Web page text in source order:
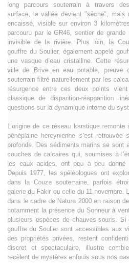
long parcours souterrain à travers
surface, la vallée devient "sèche", mais
encaissé, visible sur environ 3
parcouru par le GR46, sentier de
invisible de la rivière. Plus loin, la
gouffre du Soulier, également appelé
une vasque d’eau cristalline. Cette
ville de Brive en eau potable, preuve
souterrain filtré naturellement par les
résurgence entre ces deux points
classique de disparition-réapparition
questions sur la dynamique interne du
L’origine de ce réseau karstique remonte
pénéplaine hercynienne s’est
profonde. Des sédiments marins se sont
couches de calcaires qui, soumises à
les eaux acides, ont peu à peu donné
Depuis 1977, les spéléologues ont
dans la Couze souterraine, parfois
galerie du Fakir ou celle du 11 novembre.
dans le cadre de Natura 2000 en raison
notamment la présence du Sonneur à
plusieurs espèces de chauves-souris.
gouffre du Soulier sont accessibles aux
des propriétés privées, restent
discret et spectaculaire, illustre
recèlent de mystères enfouis sous nos pas.